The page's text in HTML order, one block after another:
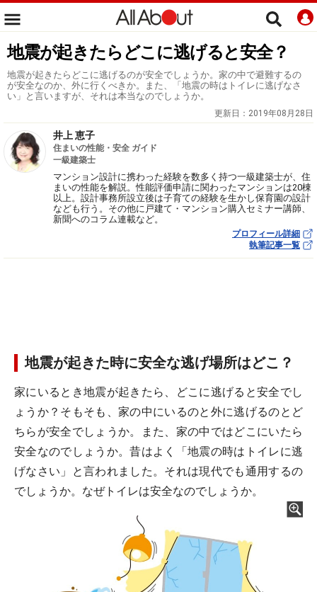
地震が起きたらどこに逃げると安全？
地震が起きたらどこに逃げるのが安全でしょうか。家の中で避難するの
が安全なのか、外に行くべきか。また、「地震の時はトイレに逃げなさ
い」と言いますが、それは本当なのでしょうか。
更新日： 2019年08月28日
井上 恵子
住まいの性能・安全 ガイド
一級建築士
マンション設計に携わった経験を数多く持つ一級建築士が、住
まいの性能を解説。性能評価申請に関わったマンションは20棟
以上。設計事務所設立後は子育ての経験を生かし保育園の設計
なども行う。その他に戸建て・マンション購入セミナー講師、
新聞へのコラム連載など。
プロフィール詳細
執筆記事一覧
地震が起きた時に安全な逃げ場所はどこ？
家にいるとき地震が起きたら、どこに逃げると安全でし
ょうか？そもそも、家の中にいるのと外に逃げるのとど
ちらが安全でしょうか。また、家の中ではどこにいたら
安全なのでしょうか。昔はよく「地震の時はトイレに逃
げなさい」と言われました。それは現代でも通用するの
でしょうか。なぜトイレは安全なのでしょうか。